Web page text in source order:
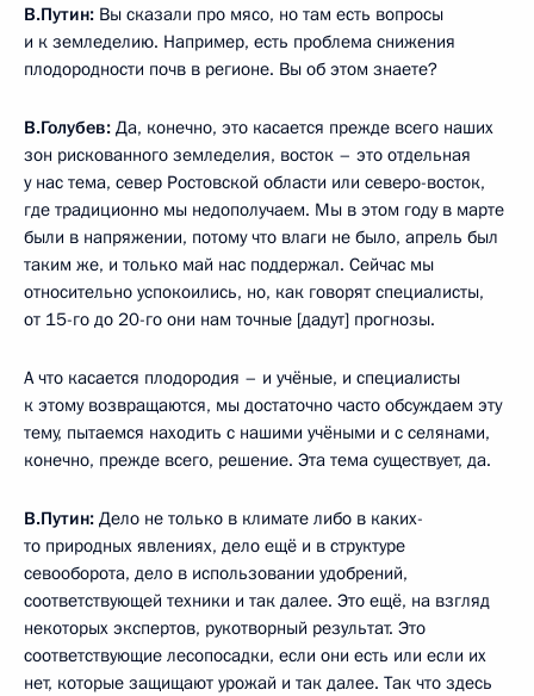
В.Путин: Вы сказали про мясо, но там есть вопросы
и к земледелию. Например, есть проблема снижения
плодородности почв в регионе. Вы об этом знаете?
В.Голубев: Да, конечно, это касается прежде всего наших
зон рискованного земледелия, восток – это отдельная
у нас тема, север Ростовской области или северо-восток,
где традиционно мы недополучаем. Мы в этом году в марте
были в напряжении, потому что влаги не было, апрель был
таким же, и только май нас поддержал. Сейчас мы
относительно успокоились, но, как говорят специалисты,
от 15-го до 20-го они нам точные [дадут] прогнозы.
А что касается плодородия – и учёные, и специалисты
к этому возвращаются, мы достаточно часто обсуждаем эту
тему, пытаемся находить с нашими учёными и с селянами,
конечно, прежде всего, решение. Эта тема существует, да.
В.Путин: Дело не только в климате либо в каких-
то природных явлениях, дело ещё и в структуре
севооборота, дело в использовании удобрений,
соответствующей техники и так далее. Это ещё, на взгляд
некоторых экспертов, рукотворный результат. Это
соответствующие лесопосадки, если они есть или если их
нет, которые защищают урожай и так далее. Так что здесь